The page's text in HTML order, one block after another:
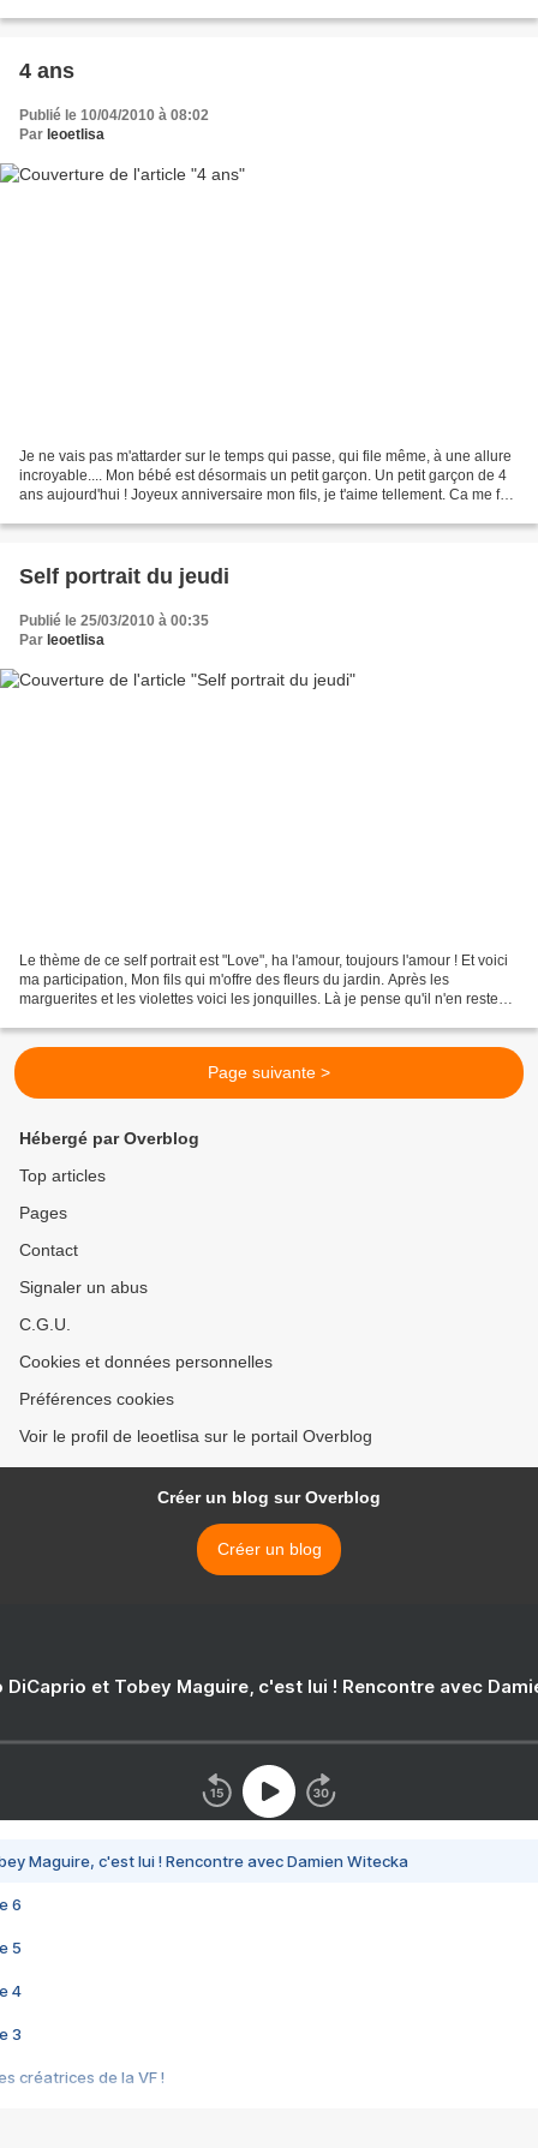
4 ans
Publié le 10/04/2010 à 08:02
Par leoetlisa
Je ne vais pas m'attarder sur le temps qui passe, qui file même, à une allure
incroyable.... Mon bébé est désormais un petit garçon. Un petit garçon de 4
ans aujourd'hui ! Joyeux anniversaire mon fils, je t'aime tellement. Ca me fait
Self portrait du jeudi
Publié le 25/03/2010 à 00:35
Par leoetlisa
Le thème de ce self portrait est "Love", ha l'amour, toujours l'amour ! Et voici
ma participation, Mon fils qui m'offre des fleurs du jardin. Après les
marguerites et les violettes voici les jonquilles. Là je pense qu'il n'en reste
Page suivante >
Hébergé par Overblog
Top articles
Pages
Contact
Signaler un abus
C.G.U.
Cookies et données personnelles
Préférences cookies
Voir le profil de leoetlisa sur le portail Overblog
Créer un blog sur Overblog
Créer un blog
DiCaprio et Tobey Maguire, c'est lui ! Rencontre avec
Maguire, c'est lui ! Rencontre avec Damien Witecka
6
5
4
3
créatrices de la VF !